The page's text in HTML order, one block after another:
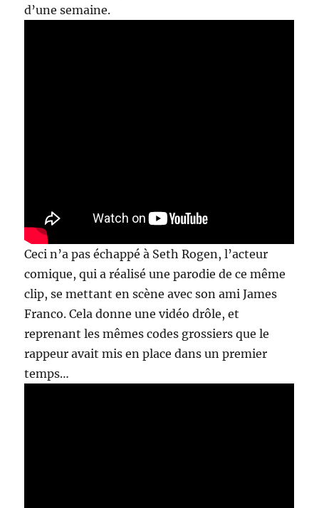
d’une semaine.
Ceci n’a pas échappé à Seth Rogen, l’acteur
comique, qui a réalisé une parodie de ce même
clip, se mettant en scène avec son ami James
Franco. Cela donne une vidéo drôle, et
reprenant les mêmes codes grossiers que le
rappeur avait mis en place dans un premier
temps…